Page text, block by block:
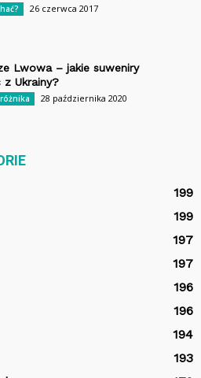
26 czerwca 2017
Lwowa – jakie suweniry
z Ukrainy?
28 października 2020
199
199
197
197
196
196
194
193